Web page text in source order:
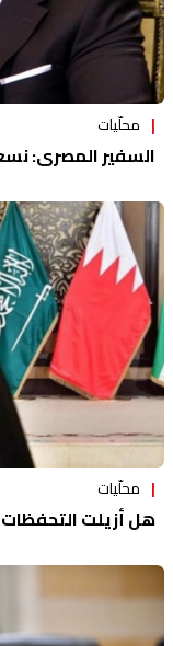
محلّيات
السفير المصري:
محلّيات
هل أزيلت التحفظات